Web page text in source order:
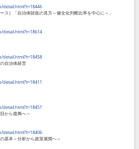
ス］「自治体財政の見方～健全化判断比率を中心に～」
自治体経営
から復興へ～
基本～分析から政策展開へ～